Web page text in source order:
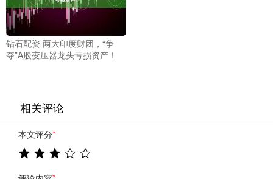
钻石配资 两大印度财团，“争
夺”A股变压器龙头亏损资产！
相关评论
本文评分*